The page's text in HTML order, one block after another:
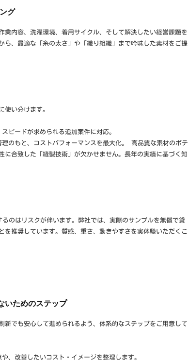
グ
業内容、洗濯環境、着用サイクル、そして解決したい経営課題を
、最適な「糸の太さ」や「織り組織」まで吟味した素材をご提
使い分けます。
ピードが求められる追加案件に対応。
のもと、コストパフォーマンスを最大化。 高品質な素材のポテ
に合致した「縫製技術」が欠かせません。長年の実績に基づく知
のはリスクが伴います。弊社では、実際のサンプルを無償で貸
を推奨しています。質感、重さ、動きやすさを実体験いただくこ
いためのステップ
でも安心して進められるよう、体系的なステップをご用意して
、改善したいコスト・イメージを整理します。